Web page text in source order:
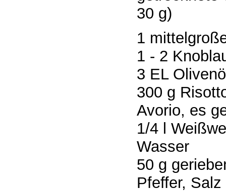
30 g)
1
1 - 2
3 EL
300 g
Avorio, es
1/4 l
Wasser
50 g
Pfeffer, Salz